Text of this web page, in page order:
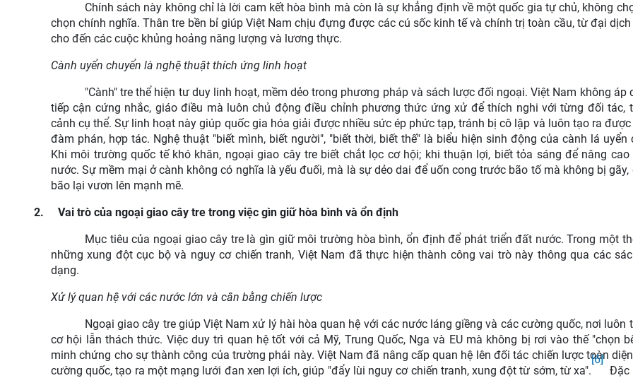
Chính sách này không chỉ là lời cam kết hòa bình mà còn là sự khẳng định về một quốc gia tự chủ, không
chọn chính nghĩa. Thân tre bền bỉ giúp Việt Nam chịu đựng được các cú sốc kinh tế và chính trị toàn cầu, từ đại dịch
cho đến các cuộc khủng hoảng năng lượng và lương thực.
Cành uyển chuyển là nghệ thuật thích ứng linh hoạt
"Cành" tre thể hiện tư duy linh hoạt, mềm dẻo trong phương pháp và sách lược đối ngoại. Việt Nam không áp
tiếp cận cứng nhắc, giáo điều mà luôn chủ động điều chỉnh phương thức ứng xử để thích nghi với từng đối tác,
cảnh cụ thể. Sự linh hoạt này giúp quốc gia hóa giải được nhiều sức ép phức tạp, tránh bị cô lập và luôn tạo ra
đàm phán, hợp tác. Nghệ thuật "biết mình, biết người", "biết thời, biết thế" là biểu hiện sinh động của cành lá uyển
Khi môi trường quốc tế khó khăn, ngoại giao cây tre biết chắt lọc cơ hội; khi thuận lợi, biết tỏa sáng để nâng
nước. Sự mềm mại ở cành không có nghĩa là yếu đuối, mà là sự dẻo dai để uốn cong trước bão tố mà không bị gãy,
bão lại vươn lên mạnh mẽ.
2.
Vai trò của ngoại giao cây tre trong việc gìn giữ hòa bình và ổn định
Mục tiêu của ngoại giao cây tre là gìn giữ môi trường hòa bình, ổn định để phát triển đất nước. Trong một
những xung đột cục bộ và nguy cơ chiến tranh, Việt Nam đã thực hiện thành công vai trò này thông qua các
dạng.
Xử lý quan hệ với các nước lớn và cân bằng chiến lược
Ngoại giao cây tre giúp Việt Nam xử lý hài hòa quan hệ với các nước láng giềng và các cường quốc, nơi luôn
cơ hội lẫn thách thức. Việc duy trì quan hệ tốt với cả Mỹ, Trung Quốc, Nga và EU mà không bị rơi vào thế "chọn
minh chứng cho sự thành công của trường phái này. Việt Nam đã nâng cấp quan hệ lên đối tác chiến lược toàn
cường quốc, tạo ra một mạng lưới đan xen lợi ích, giúp "đẩy lùi nguy cơ chiến tranh, xung đột từ sớm, từ xa".
[6]
Đặc